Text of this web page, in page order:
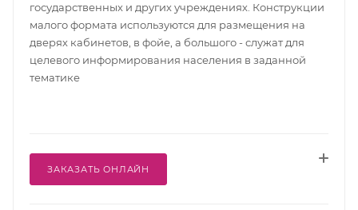
государственных и других учреждениях. Конструкции
малого формата используются для размещения на
дверях кабинетов, в фойе, а большого - служат для
целевого информирования населения в заданной
тематике
ЗАКАЗАТЬ ОНЛАЙН